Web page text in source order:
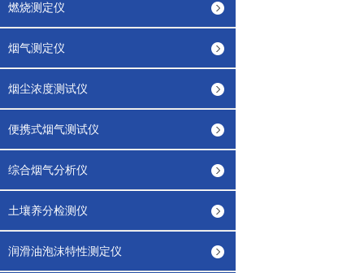
燃烧测定仪
烟气测定仪
烟尘浓度测试仪
便携式烟气测试仪
综合烟气分析仪
土壤养分检测仪
润滑油泡沫特性测定仪